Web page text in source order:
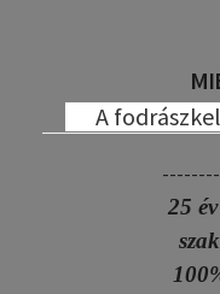
A
25